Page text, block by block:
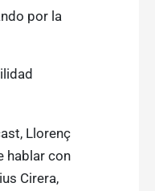
por la
Llorenç
hablar con
Cirera,